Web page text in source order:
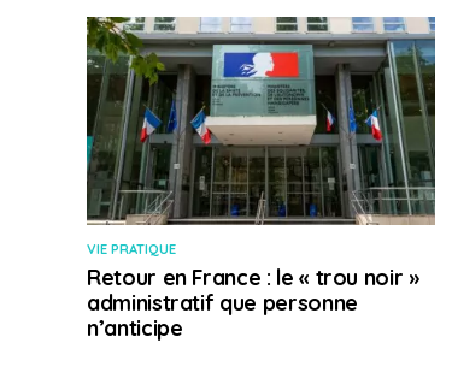
VIE PRATIQUE
Retour en France : le « trou noir »
administratif que personne
n’anticipe